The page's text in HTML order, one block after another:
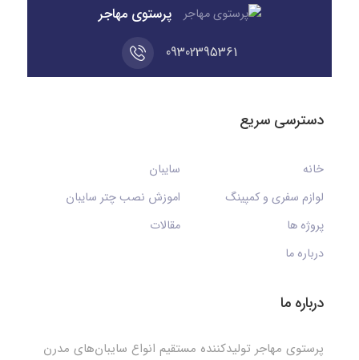
پرستوی مهاجر
09302395361
دسترسی سریع
خانه
سایبان
لوازم سفری و کمپینگ
اموزش نصب چتر سایبان
پروژه ها
مقالات
درباره ما
درباره ما
پرستوی مهاجر تولیدکننده مستقیم انواع سایبان‌های مدرن